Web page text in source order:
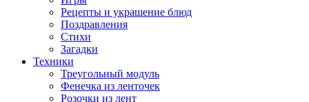
Рецепты и украшение блюд
Поздравления
Стихи
Загадки
Техники
Треугольный модуль
Фенечка из ленточек
Розочки из лент